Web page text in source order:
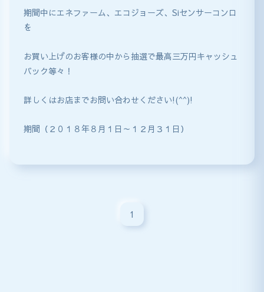
期間中にエネファーム、エコジョーズ、Siセンサーコンロ
を
お買い上げのお客様の中から抽選で最高三万円キャッシュ
バック等々！
詳しくはお店までお問い合わせください!(^^)!
期間（２０１８年８月１日～１２月３１日）
1